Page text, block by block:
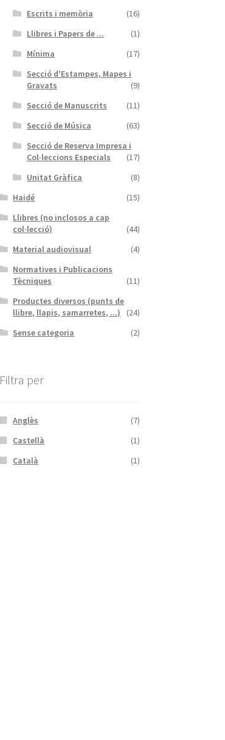
Escrits i memòria
(16)
Llibres i Papers de ...
(1)
Mínima
(17)
Secció d'Estampes, Mapes i
Gravats
(9)
Secció de Manuscrits
(11)
Secció de Música
(63)
Secció de Reserva Impresa i
Col·leccions Especials
(17)
Unitat Gràfica
(8)
Haidé
(15)
Llibres (no inclosos a cap
col·lecció)
(44)
Material audiovisual
(4)
Normatives i Publicacions
Tècniques
(11)
Productes diversos (punts de
llibre, llapis, samarretes, ...)
(24)
Sense categoria
(2)
Filtra per
Anglès
(7)
Castellà
(1)
Català
(1)